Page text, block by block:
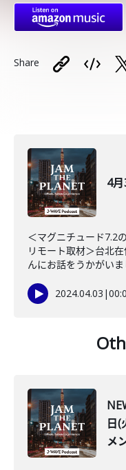
Share
4
＜マグニチュード7.2
リモート取材＞台北
んにお話をうかがいま
2024.04.03 |
日(
メ